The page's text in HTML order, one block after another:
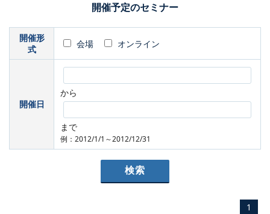
開催予定のセミナー
開催形
式
会場 オンライン
開催日
から
まで
例：2012/1/1～2012/12/31
1